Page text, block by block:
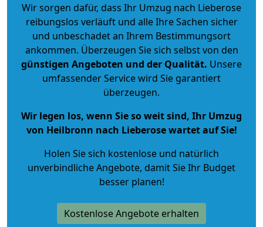
Wir sorgen dafür, dass Ihr Umzug nach Lieberose
reibungslos verläuft und alle Ihre Sachen sicher
und unbeschadet an Ihrem Bestimmungsort
ankommen. Überzeugen Sie sich selbst von den
günstigen Angeboten und der Qualität. Unsere
umfassender Service wird Sie garantiert
überzeugen.
Wir legen los, wenn Sie so weit sind, Ihr Umzug
von Heilbronn nach Lieberose wartet auf Sie!
Holen Sie sich kostenlose und natürlich
unverbindliche Angebote, damit Sie Ihr Budget
besser planen!
Kostenlose Angebote erhalten